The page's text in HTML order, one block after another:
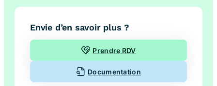
Envie d’en savoir plus ?
Prendre RDV
Documentation